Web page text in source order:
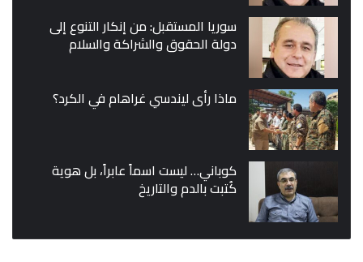
سوريا المستقبل: من إنكار التنوع إلى
دولة الحقوق والشراكة والسلام
ماذا رأى ليندسي غراهام في الكرد؟
كوباني… ليست اسماً عابراً، بل هوية
كُتبت بالدم والتاريخ